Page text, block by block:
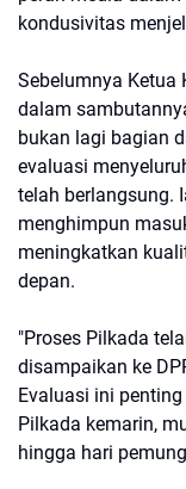
kondusivitas
Sebelumnya Ketua
dalam
bukan lagi bagian
evaluasi
telah berlangsung.
menghimpun
meningkatkan
depan.
"Proses Pilkada
disampaikan ke
Evaluasi ini
Pilkada kemarin,
hingga hari